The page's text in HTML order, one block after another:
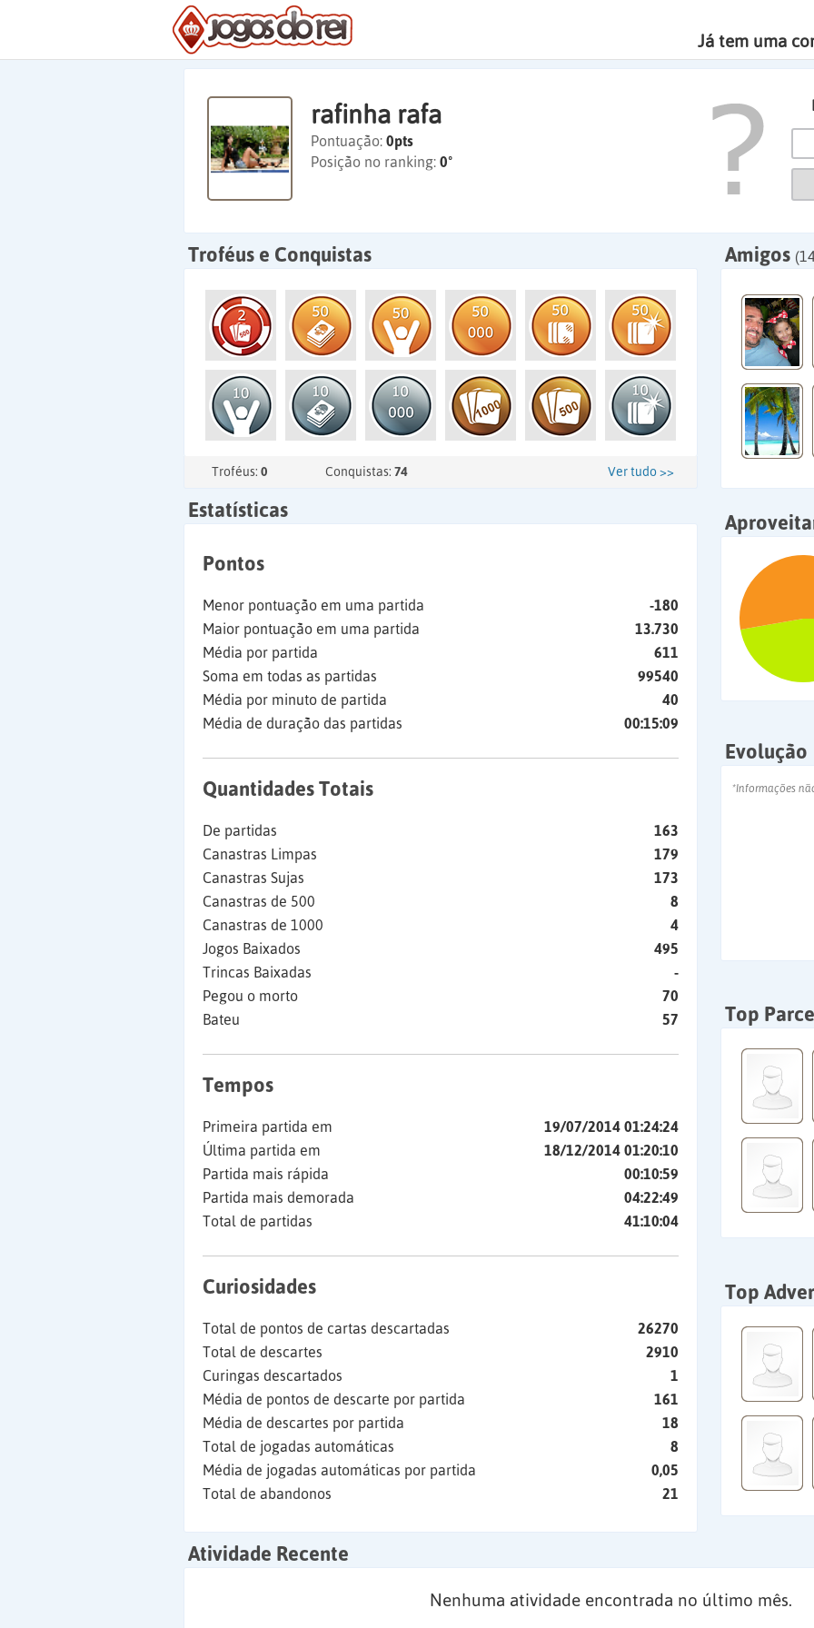
Já tem uma
rafinha rafa
Pontuação: 0pts
Posição no ranking: 0º
Troféus e Conquistas
Troféus: 0 Conquistas: 74 Ver tudo >>
Amigos
Estatísticas
Pontos
Menor pontuação em uma partida
-180
Maior pontuação em uma partida
13.730
Média por partida
611
Soma em todas as partidas
99540
Média por minuto de partida
40
Média de duração das partidas
00:15:09
Quantidades Totais
De partidas
163
Canastras Limpas
179
Canastras Sujas
173
Canastras de 500
8
Canastras de 1000
4
Jogos Baixados
495
Trincas Baixadas
-
Pegou o morto
70
Bateu
57
Tempos
Primeira partida em
19/07/2014 01:24:24
Última partida em
18/12/2014 01:20:10
Partida mais rápida
00:10:59
Partida mais demorada
04:22:49
Total de partidas
41:10:04
Curiosidades
Total de pontos de cartas descartadas
26270
Total de descartes
2910
Curingas descartados
1
Média de pontos de descarte por partida
161
Média de descartes por partida
18
Total de jogadas automáticas
8
Média de jogadas automáticas por partida
0,05
Total de abandonos
21
Evolução
*Informações
Top
Top
Atividade Recente
Nenhuma atividade encontrada no último mês.